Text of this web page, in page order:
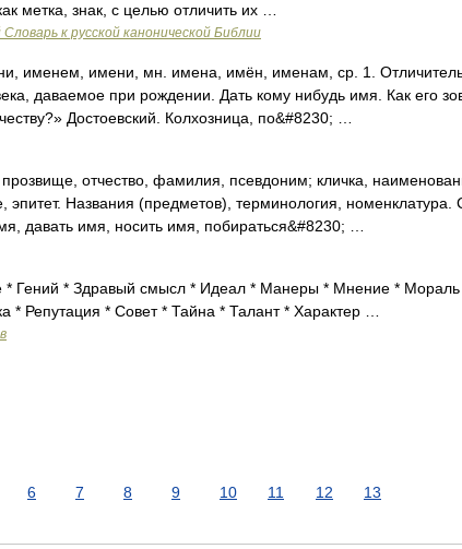
метка, знак, с целью отличить их …
к русской канонической Библии
именем, имени, мн. имена, имён, именам, ср. 1.
даваемое при рождении. Дать кому нибудь имя. Как его
Достоевский. Колхозница, по&#8230; …
отчество, фамилия, псевдоним; кличка,
эпитет. Названия (предметов), терминология, номенклатура.
давать имя, носить имя, побираться&#8230; …
* Гений * Здравый смысл * Идеал * Манеры * Мнение * Мораль
* Репутация * Совет * Тайна * Талант * Характер …
6 7 8 9 10 11 12 13